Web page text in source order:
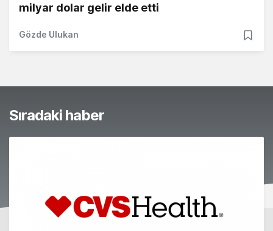
milyar dolar gelir elde etti
Gözde Ulukan
Sıradaki haber